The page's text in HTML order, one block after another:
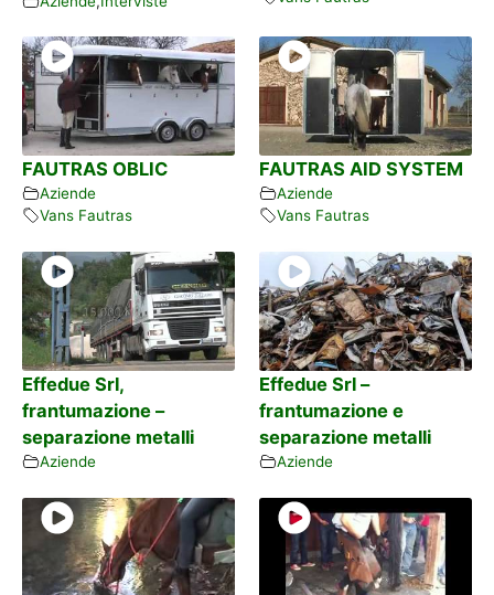
FAUTRAS OBLIC
Aziende
Vans Fautras
FAUTRAS AID SYSTEM
Aziende
Vans Fautras
Effedue Srl,
frantumazione –
separazione metalli
Aziende
Effedue Srl –
frantumazione e
separazione metalli
Aziende